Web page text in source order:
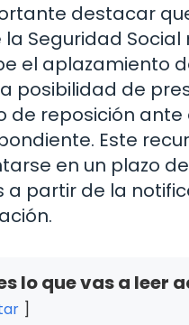
destacar
la Seguridad Social
el aplazamiento
posibilidad de
de reposición
Este
en un plazo
a partir de la
lo que vas a leer